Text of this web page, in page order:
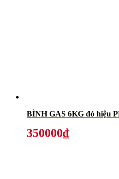
BÌNH GAS 6KG đỏ hiệu
350000₫